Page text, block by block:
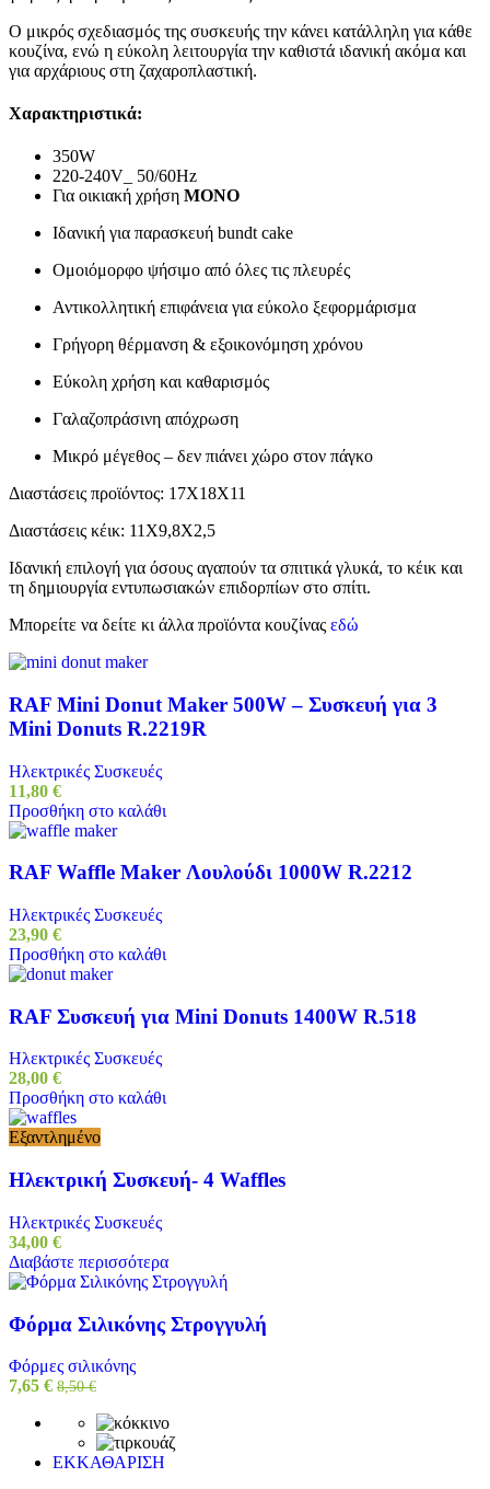
Ο μικρός σχεδιασμός της συσκευής την κάνει κατάλληλη για κάθε
κουζίνα, ενώ η εύκολη λειτουργία την καθιστά ιδανική ακόμα και
για αρχάριους στη ζαχαροπλαστική.
Χαρακτηριστικά:
350W
220-240V_ 50/60Hz
Για οικιακή χρήση ΜΟΝΟ
Ιδανική για παρασκευή bundt cake
Ομοιόμορφο ψήσιμο από όλες τις πλευρές
Αντικολλητική επιφάνεια για εύκολο ξεφορμάρισμα
Γρήγορη θέρμανση & εξοικονόμηση χρόνου
Εύκολη χρήση και καθαρισμός
Γαλαζοπράσινη απόχρωση
Μικρό μέγεθος – δεν πιάνει χώρο στον πάγκο
Διαστάσεις προϊόντος: 17Χ18Χ11
Διαστάσεις κέικ: 11Χ9,8Χ2,5
Ιδανική επιλογή για όσους αγαπούν τα σπιτικά γλυκά, το κέικ και
τη δημιουργία εντυπωσιακών επιδορπίων στο σπίτι.
Μπορείτε να δείτε κι άλλα προϊόντα κουζίνας εδώ
RAF Mini Donut Maker 500W – Συσκευή για 3
Mini Donuts R.2219R
Ηλεκτρικές Συσκευές
11,80 €
Προσθήκη στο καλάθι
RAF Waffle Maker Λουλούδι 1000W R.2212
Ηλεκτρικές Συσκευές
23,90 €
Προσθήκη στο καλάθι
RAF Συσκευή για Mini Donuts 1400W R.518
Ηλεκτρικές Συσκευές
28,00 €
Προσθήκη στο καλάθι
Εξαντλημένο
Ηλεκτρική Συσκευή- 4 Waffles
Ηλεκτρικές Συσκευές
34,00 €
Διαβάστε περισσότερα
Φόρμα Σιλικόνης Στρογγυλή
Φόρμες σιλικόνης
7,65 € 8,50€
ΕΚΚΑΘΑΡΙΣΗ